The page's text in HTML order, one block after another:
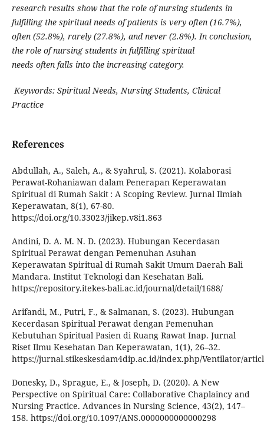
research results show that the role of nursing students in
fulfilling the spiritual needs of patients is very often (16.7%),
often (52.8%), rarely (27.8%), and never (2.8%). In conclusion,
the role of nursing students in fulfilling spiritual
needs often falls into the increasing category.
Keywords: Spiritual Needs, Nursing Students, Clinical
Practice
References
Abdullah, A., Saleh, A., & Syahrul, S. (2021). Kolaborasi
Perawat-Rohaniawan dalam Penerapan Keperawatan
Spiritual di Rumah Sakit : A Scoping Review. Jurnal Ilmiah
Keperawatan, 8(1), 67-80.
https://doi.org/10.33023/jikep.v8i1.863
Andini, D. A. M. N. D. (2023). Hubungan Kecerdasan
Spiritual Perawat dengan Pemenuhan Asuhan
Keperawatan Spiritual di Rumah Sakit Umum Daerah Bali
Mandara. Institut Teknologi dan Kesehatan Bali.
https://repository.itekes-bali.ac.id/journal/detail/1688/
Arifandi, M., Putri, F., & Salmanan, S. (2023). Hubungan
Kecerdasan Spiritual Perawat dengan Pemenuhan
Kebutuhan Spiritual Pasien di Ruang Rawat Inap. Jurnal
Riset Ilmu Kesehatan Dan Keperawatan, 1(1), 26–32.
https://jurnal.stikeskesdam4dip.ac.id/index.php/Ventilator/
Donesky, D., Sprague, E., & Joseph, D. (2020). A New
Perspective on Spiritual Care: Collaborative Chaplaincy and
Nursing Practice. Advances in Nursing Science, 43(2), 147–
158. https://doi.org/10.1097/ANS.0000000000000298